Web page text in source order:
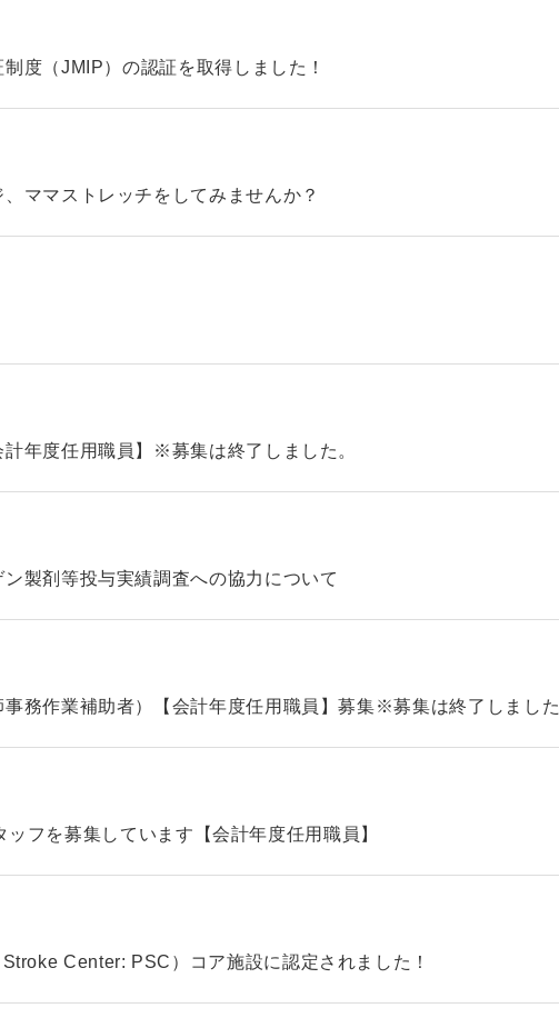
度（JMIP）の認証を取得しました！
ママストレッチをしてみませんか？
年度任用職員】※募集は終了しました。
製剤等投与実績調査への協力について
事務作業補助者）【会計年度任用職員】募集※募集は終了しました
フを募集しています【会計年度任用職員】
Center: PSC）コア施設に認定されました！